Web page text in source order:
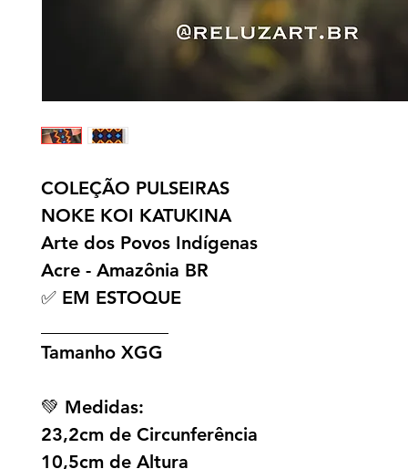
COLEÇÃO PULSEIRAS
NOKE KOI KATUKINA
Arte dos Povos Indígenas
Acre - Amazônia BR
✅ EM ESTOQUE
Tamanho XGG
💚 Medidas:
23,2cm de Circunferência
10,5cm de Altura